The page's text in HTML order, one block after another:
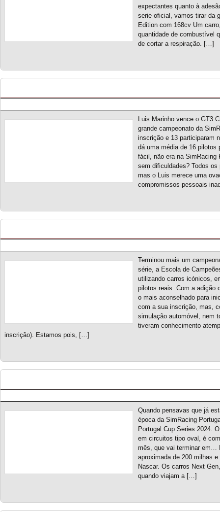
expectantes quanto à
serie oficial, vamos tirar da
Edition com 168cv Um
quantidade de combustível
de cortar a respiração. […]
Luis Marinho vence o GT3
grande campeonato da
inscrição e 13 participaram
dá uma média de 16 pilotos
fácil, não era na
sem dificuldades? Todos
mas o Luis merece uma
compromissos pessoais
Terminou mais um
série, a Escola de
utilizando carros icónicos,
pilotos reais. Com a adição
o mais aconselhado para
com a sua inscrição, mas,
simulação automóvel, nem
tiveram conhecimento
inscrição). Estamos pois, […]
Quando pensavas que já
época da SimRacing
Portugal Cup Series 2024.
em circuitos tipo oval, é
mês, que vai terminar em…
aproximada de 200 milhas
Nascar. Os carros Next
quando viajam a […]